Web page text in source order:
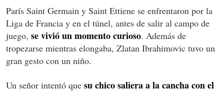
París Saint Germain y Saint Ettiene se enfrentaron por la
Liga de Francia y en el túnel, antes de salir al campo de
juego, se vivió un momento curioso. Además de
tropezarse mientras elongaba, Zlatan Ibrahimovic tuvo un
gran gesto con un niño.
Un señor intentó que su chico saliera a la cancha con el